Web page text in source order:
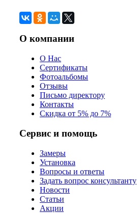
О компании
О Нас
Сертификаты
Фотоальбомы
Отзывы
Письмо директору
Контакты
Скидка от 5% до 7%
Сервис и помощь
Замеры
Установка
Вопросы и ответы
Задать вопрос консультанту
Новости
Статьи
Акции